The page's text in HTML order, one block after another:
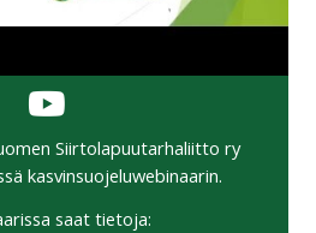
Siirtolapuutarhaliitto ry
kasvinsuojeluwebinaarin.
saat tietoja: